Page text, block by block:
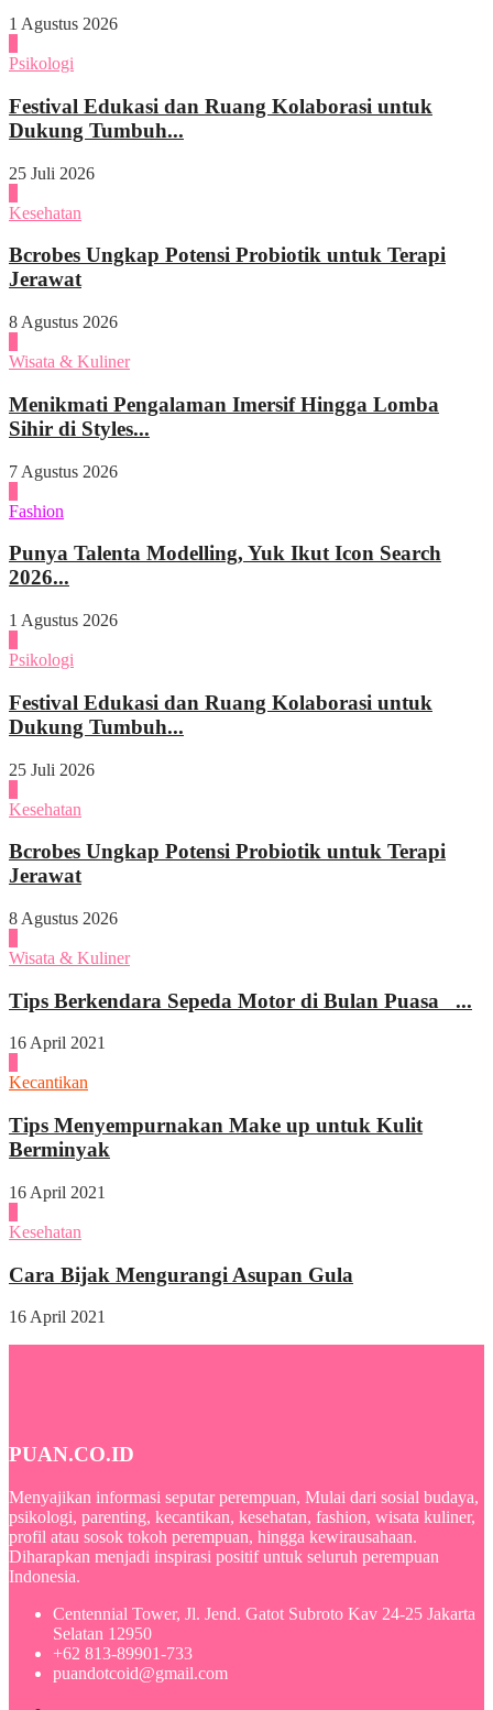
1 Agustus 2026
Psikologi
Festival Edukasi dan Ruang Kolaborasi untuk
Dukung Tumbuh...
25 Juli 2026
Kesehatan
Bcrobes Ungkap Potensi Probiotik untuk Terapi
Jerawat
8 Agustus 2026
Wisata & Kuliner
Menikmati Pengalaman Imersif Hingga Lomba
Sihir di Styles...
7 Agustus 2026
Fashion
Punya Talenta Modelling, Yuk Ikut Icon Search
2026...
1 Agustus 2026
Psikologi
Festival Edukasi dan Ruang Kolaborasi untuk
Dukung Tumbuh...
25 Juli 2026
Kesehatan
Bcrobes Ungkap Potensi Probiotik untuk Terapi
Jerawat
8 Agustus 2026
Wisata & Kuliner
Tips Berkendara Sepeda Motor di Bulan Puasa ...
16 April 2021
Kecantikan
Tips Menyempurnakan Make up untuk Kulit
Berminyak
16 April 2021
Kesehatan
Cara Bijak Mengurangi Asupan Gula
16 April 2021
PUAN.CO.ID
Menyajikan informasi seputar perempuan, Mulai dari sosial budaya,
psikologi, parenting, kecantikan, kesehatan, fashion, wisata kuliner,
profil atau sosok tokoh perempuan, hingga kewirausahaan.
Diharapkan menjadi inspirasi positif untuk seluruh perempuan
Indonesia.
Centennial Tower, Jl. Jend. Gatot Subroto Kav 24-25 Jakarta
Selatan 12950
+62 813-89901-733
puandotcoid@gmail.com